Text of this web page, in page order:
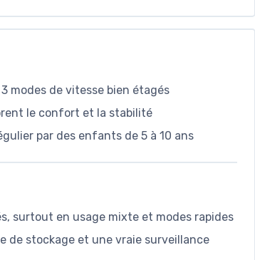
modes de vitesse bien étagés
le confort et la stabilité
par des enfants de 5 à 10 ans
surtout en usage mixte et modes rapides
de stockage et une vraie surveillance